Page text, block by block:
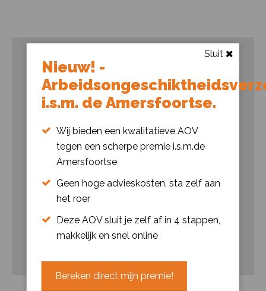
Nieuw! -
i.s.m. de Amersfoortse.
Wij bieden een kwalitatieve AOV
tegen een scherpe premie i.s.m.de
Amersfoortse
Geen hoge advieskosten, sta zelf aan
het roer
Deze AOV sluit je zelf af in 4 stappen,
makkelijk en snel online
Bereken direct mijn premie!
Sluit
Theo van Son
06 57 36 71 06